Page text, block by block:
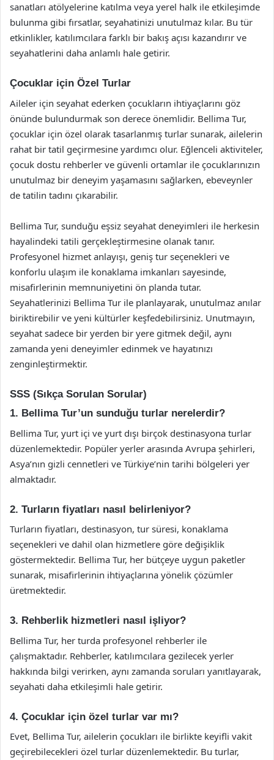
sanatları atölyelerine katılma veya yerel halk ile etkileşimde
bulunma gibi fırsatlar, seyahatinizi unutulmaz kılar. Bu tür
etkinlikler, katılımcılara farklı bir bakış açısı kazandırır ve
seyahatlerini daha anlamlı hale getirir.
Çocuklar için Özel Turlar
Aileler için seyahat ederken çocukların ihtiyaçlarını göz
önünde bulundurmak son derece önemlidir. Bellima Tur,
çocuklar için özel olarak tasarlanmış turlar sunarak, ailelerin
rahat bir tatil geçirmesine yardımcı olur. Eğlenceli aktiviteler,
çocuk dostu rehberler ve güvenli ortamlar ile çocuklarınızın
unutulmaz bir deneyim yaşamasını sağlarken, ebeveynler
de tatilin tadını çıkarabilir.
Bellima Tur, sunduğu eşsiz seyahat deneyimleri ile herkesin
hayalindeki tatili gerçekleştirmesine olanak tanır.
Profesyonel hizmet anlayışı, geniş tur seçenekleri ve
konforlu ulaşım ile konaklama imkanları sayesinde,
misafirlerinin memnuniyetini ön planda tutar.
Seyahatlerinizi Bellima Tur ile planlayarak, unutulmaz anılar
biriktirebilir ve yeni kültürler keşfedebilirsiniz. Unutmayın,
seyahat sadece bir yerden bir yere gitmek değil, aynı
zamanda yeni deneyimler edinmek ve hayatınızı
zenginleştirmektir.
SSS (Sıkça Sorulan Sorular)
1. Bellima Tur’un sunduğu turlar nerelerdir?
Bellima Tur, yurt içi ve yurt dışı birçok destinasyona turlar
düzenlemektedir. Popüler yerler arasında Avrupa şehirleri,
Asya’nın gizli cennetleri ve Türkiye’nin tarihi bölgeleri yer
almaktadır.
2. Turların fiyatları nasıl belirleniyor?
Turların fiyatları, destinasyon, tur süresi, konaklama
seçenekleri ve dahil olan hizmetlere göre değişiklik
göstermektedir. Bellima Tur, her bütçeye uygun paketler
sunarak, misafirlerinin ihtiyaçlarına yönelik çözümler
üretmektedir.
3. Rehberlik hizmetleri nasıl işliyor?
Bellima Tur, her turda profesyonel rehberler ile
çalışmaktadır. Rehberler, katılımcılara gezilecek yerler
hakkında bilgi verirken, aynı zamanda soruları yanıtlayarak,
seyahati daha etkileşimli hale getirir.
4. Çocuklar için özel turlar var mı?
Evet, Bellima Tur, ailelerin çocukları ile birlikte keyifli vakit
geçirebilecekleri özel turlar düzenlemektedir. Bu turlar,